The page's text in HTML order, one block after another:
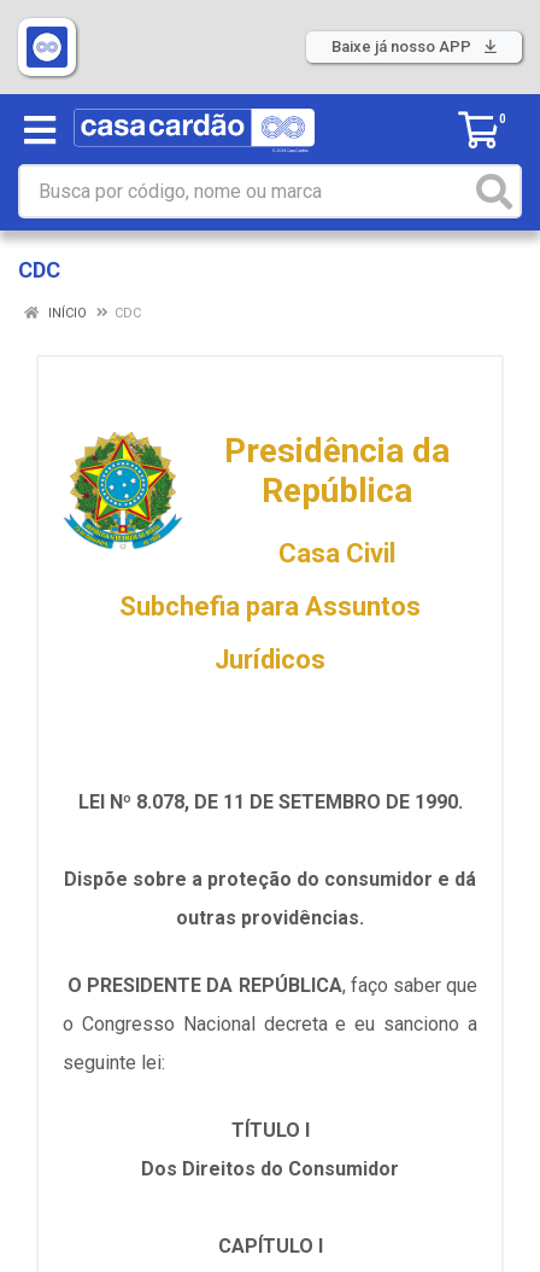
Baixe já nosso APP
0
CDC
INÍCIO CDC
Presidência da
República
Casa Civil
Subchefia para Assuntos
Jurídicos
LEI Nº 8.078, DE 11 DE SETEMBRO DE 1990.
Dispõe sobre a proteção do consumidor e dá
outras providências.
O PRESIDENTE DA REPÚBLICA, faço saber que
o Congresso Nacional decreta e eu sanciono a
seguinte lei:
TÍTULO I
Dos Direitos do Consumidor
CAPÍTULO I